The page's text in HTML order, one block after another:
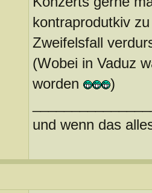
kontraprodutkiv
Zweifelsfall
(Wobei in Vaduz
worden
)
und wenn das